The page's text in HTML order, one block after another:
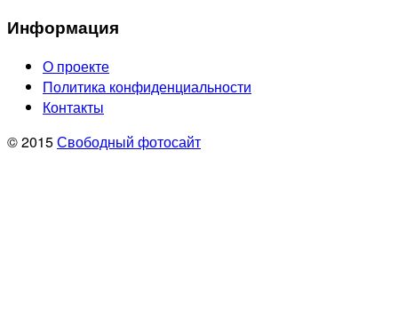
Информация
О проекте
Политика конфиденциальности
Контакты
© 2015Свободный фотосайт